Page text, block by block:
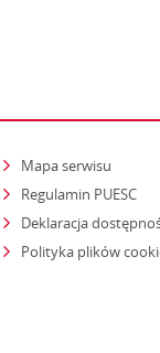
Mapa serwisu
Regulamin PUESC
Deklaracja
Polityka plików